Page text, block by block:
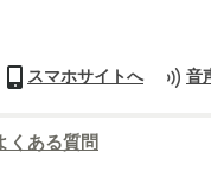
スマホサイトへ 音
くある質問